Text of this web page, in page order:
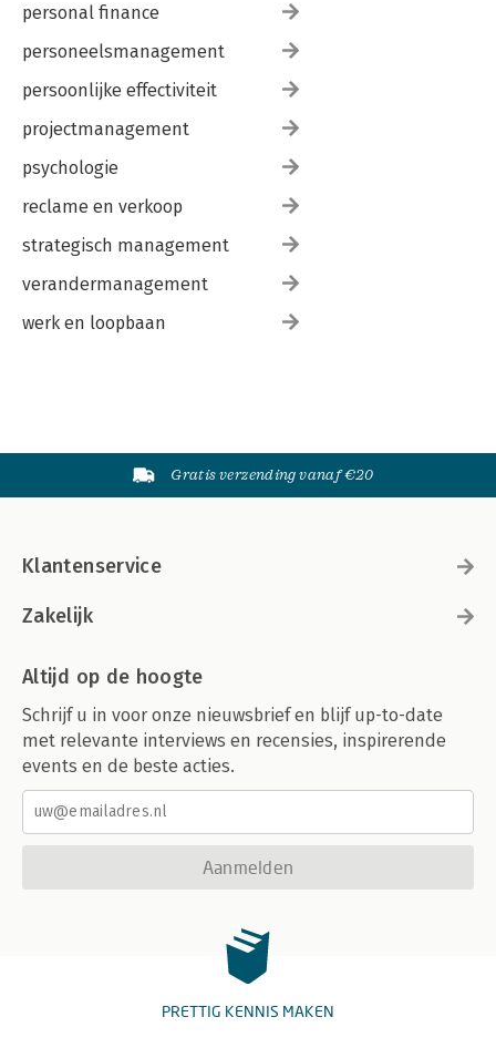
personal finance
personeelsmanagement
persoonlijke effectiviteit
projectmanagement
psychologie
reclame en verkoop
strategisch management
verandermanagement
werk en loopbaan
Gratis verzending vanaf €20
Klantenservice
Zakelijk
Altijd op de hoogte
Schrijf u in voor onze nieuwsbrief en blijf up-to-date
met relevante interviews en recensies, inspirerende
events en de beste acties.
Aanmelden
PRETTIG KENNIS MAKEN